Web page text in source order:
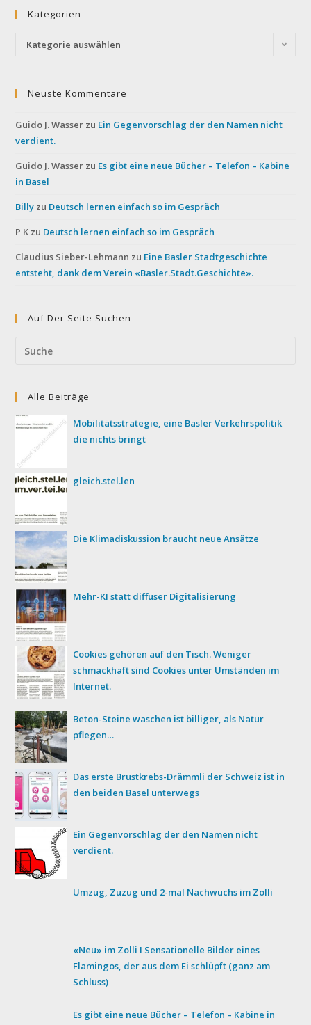
Kategorien
Kategorien
Kategorie auswählen
Neuste Kommentare
Guido J. Wasser zu Ein Gegenvorschlag der den Namen nicht
verdient.
Guido J. Wasser zu Es gibt eine neue Bücher – Telefon – Kabine
in Basel
Billy zu Deutsch lernen einfach so im Gespräch
P K zu Deutsch lernen einfach so im Gespräch
Claudius Sieber-Lehmann zu Eine Basler Stadtgeschichte
entsteht, dank dem Verein «Basler.Stadt.Geschichte».
Auf Der Seite Suchen
Search
Alle Beiträge
Mobilitätsstrategie, eine Basler Verkehrspolitik
die nichts bringt
gleich.stel.len
Die Klimadiskussion braucht neue Ansätze
Mehr-KI statt diffuser Digitalisierung
Cookies gehören auf den Tisch. Weniger
schmackhaft sind Cookies unter Umständen im
Internet.
Beton-Steine waschen ist billiger, als Natur
pflegen…
Das erste Brustkrebs-Drämmli der Schweiz ist in
den beiden Basel unterwegs
Ein Gegenvorschlag der den Namen nicht
verdient.
Umzug, Zuzug und 2-mal Nachwuchs im Zolli
«Neu» im Zolli I Sensationelle Bilder eines
Flamingos, der aus dem Ei schlüpft (ganz am
Schluss)
Es gibt eine neue Bücher – Telefon – Kabine in